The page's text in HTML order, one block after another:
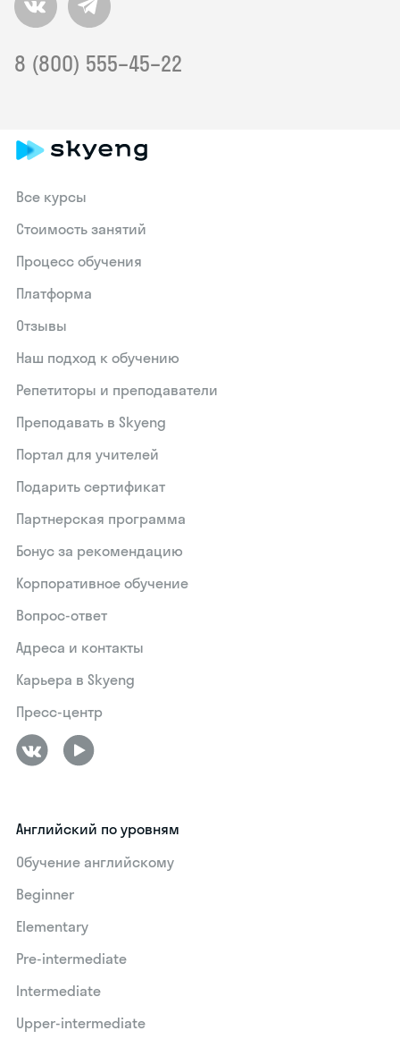
8 (800) 555–45–22
Все курсы
Стоимость занятий
Процесс обучения
Платформа
Отзывы
Наш подход к обучению
Репетиторы и преподаватели
Преподавать в Skyeng
Портал для учителей
Подарить сертификат
Партнерская программа
Бонус за рекомендацию
Корпоративное обучение
Вопрос-ответ
Адреса и контакты
Карьера в Skyeng
Пресс-центр
Английский по уровням
Обучение английскому
Beginner
Elementary
Pre-intermediate
Intermediate
Upper-intermediate